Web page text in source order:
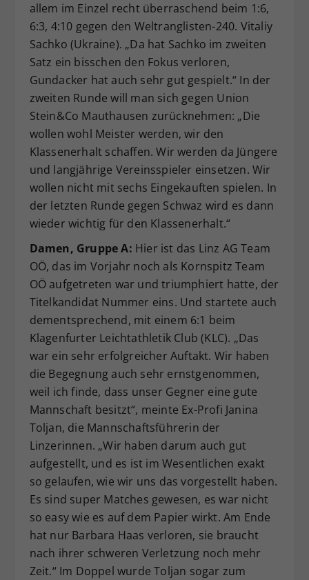
allem im Einzel recht überraschend beim 1:6,
6:3, 4:10 gegen den Weltranglisten-240. Vitaliy
Sachko (Ukraine). „Da hat Sachko im zweiten
Satz ein bisschen den Fokus verloren,
Gundacker hat auch sehr gut gespielt.“ In der
zweiten Runde will man sich gegen Union
Stein&Co Mauthausen zurücknehmen: „Die
wollen wohl Meister werden, wir den
Klassenerhalt schaffen. Wir werden da Jüngere
und langjährige Vereinsspieler einsetzen. Wir
wollen nicht mit sechs Eingekauften spielen. In
der letzten Runde gegen Schwaz wird es dann
wieder wichtig für den Klassenerhalt.“
Damen, Gruppe A: Hier ist das Linz AG Team
OÖ, das im Vorjahr noch als Kornspitz Team
OÖ aufgetreten war und triumphiert hatte, der
Titelkandidat Nummer eins. Und startete auch
dementsprechend, mit einem 6:1 beim
Klagenfurter Leichtathletik Club (KLC). „Das
war ein sehr erfolgreicher Auftakt. Wir haben
die Begegnung auch sehr ernstgenommen,
weil ich finde, dass unser Gegner eine gute
Mannschaft besitzt“, meinte Ex-Profi Janina
Toljan, die Mannschaftsführerin der
Linzerinnen. „Wir haben darum auch gut
aufgestellt, und es ist im Wesentlichen exakt
so gelaufen, wie wir uns das vorgestellt haben.
Es sind super Matches gewesen, es war nicht
so easy wie es auf dem Papier wirkt. Am Ende
hat nur Barbara Haas verloren, sie braucht
nach ihrer schweren Verletzung noch mehr
Zeit.“ Im Doppel wurde Toljan sogar zum